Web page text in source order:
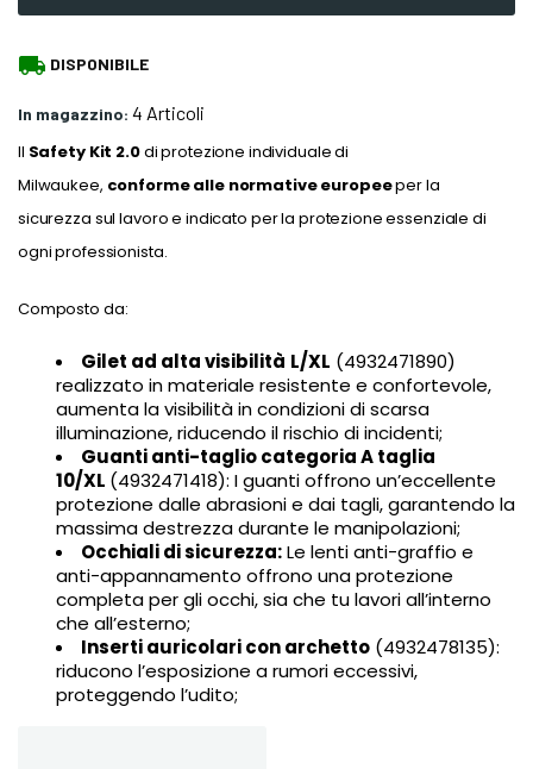
local_shipping DISPONIBILE
In magazzino: 4 Articoli
Il Safety Kit 2.0di protezione individuale di
Milwaukee, conforme alle normative europeeper la
sicurezza sul lavoro e indicato per la protezione essenziale di
ogni professionista.
Composto da:
Gilet ad alta visibilità L/XL (4932471890)
realizzato in materiale resistente e confortevole,
aumenta la visibilità in condizioni di scarsa
illuminazione, riducendo il rischio di incidenti;
Guanti anti-taglio categoria A taglia
10/XL (4932471418): I guanti offrono un’eccellente
protezione dalle abrasioni e dai tagli, garantendo la
massima destrezza durante le manipolazioni;
Occhiali di sicurezza:Le lenti anti-graffio e
anti-appannamento offrono una protezione
completa per gli occhi, sia che tu lavori all’interno
che all’esterno;
Inserti auricolari con archetto (4932478135):
riducono l’esposizione a rumori eccessivi,
proteggendo l’udito;